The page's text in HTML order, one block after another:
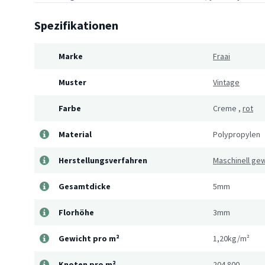
Spezifikationen
Marke Fraai
Muster Vintage
Farbe Creme , rot
Material Polypropylen
Herstellungsverfahren Maschinell
Gesamtdicke 5mm
Florhöhe 3mm
Gewicht pro m² 1,20kg/m²